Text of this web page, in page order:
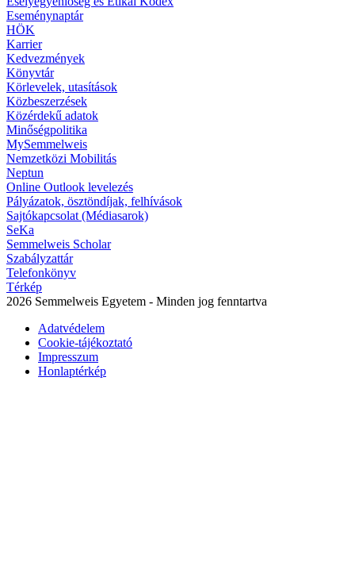
Eseménynaptár
HÖK
Karrier
Kedvezmények
Könyvtár
Körlevelek, utasítások
Közbeszerzések
Közérdekű adatok
Minőségpolitika
MySemmelweis
Nemzetközi Mobilitás
Neptun
Online Outlook levelezés
Pályázatok, ösztöndíjak, felhívások
Sajtókapcsolat (Médiasarok)
SeKa
Semmelweis Scholar
Szabályzattár
Telefonkönyv
Térkép
2026 Semmelweis Egyetem - Minden jog fenntartva
Adatvédelem
Cookie-tájékoztató
Impresszum
Honlaptérkép